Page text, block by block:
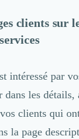
IT)
ou équipement
clients sur
intéressé par
dans les détails,
clients qui
la page